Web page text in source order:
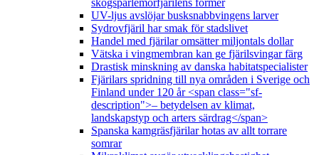
UV-ljus avslöjar busksnabbvingens larver
Sydrovfjäril har smak för stadslivet
Handel med fjärilar omsätter miljontals dollar
Vätska i vingmembran kan ge fjärilsvingar färg
Drastisk minskning av danska habitatspecialister
Fjärilars spridning till nya områden i Sverige och
Finland under 120 år <span class="sf-
description">– betydelsen av klimat,
landskapstyp och arters särdrag</span>
Spanska kamgräsfjärilar hotas av allt torrare
somrar